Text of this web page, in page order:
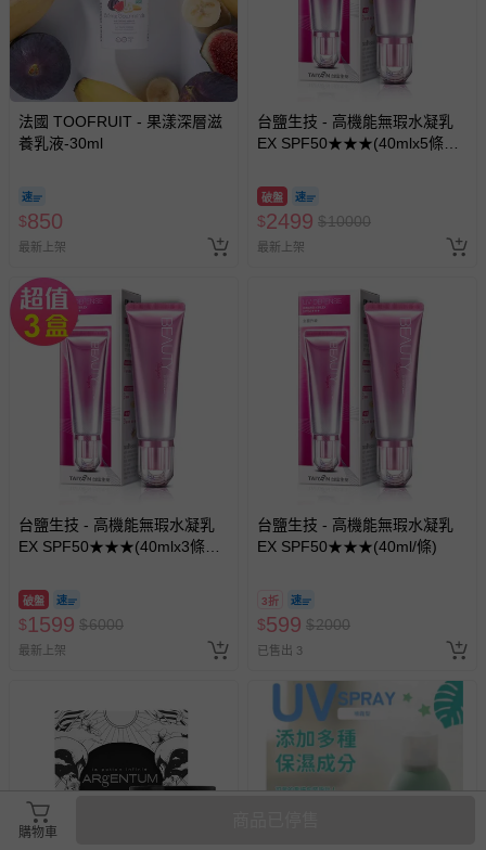
法國 TOOFRUIT - 果漾深層滋
養乳液-30ml
$850
最新上架
台鹽生技 - 高機能無瑕水凝乳
EX SPF50★★★(40mlx5條，
破盤
$2499 $10000
最新上架
台鹽生技 - 高機能無瑕水凝乳
EX SPF50★★★(40mlx3條，
破盤
$1599 $6000
最新上架
台鹽生技 - 高機能無瑕水凝乳
EX SPF50★★★(40ml/條)
3折
$599 $2000
已售出 3
購物車